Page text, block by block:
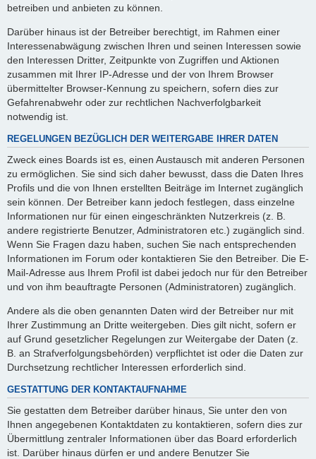
betreiben und anbieten zu können.
Darüber hinaus ist der Betreiber berechtigt, im Rahmen einer
Interessenabwägung zwischen Ihren und seinen Interessen sowie
den Interessen Dritter, Zeitpunkte von Zugriffen und Aktionen
zusammen mit Ihrer IP-Adresse und der von Ihrem Browser
übermittelter Browser-Kennung zu speichern, sofern dies zur
Gefahrenabwehr oder zur rechtlichen Nachverfolgbarkeit
notwendig ist.
REGELUNGEN BEZÜGLICH DER WEITERGABE IHRER DATEN
Zweck eines Boards ist es, einen Austausch mit anderen Personen
zu ermöglichen. Sie sind sich daher bewusst, dass die Daten Ihres
Profils und die von Ihnen erstellten Beiträge im Internet zugänglich
sein können. Der Betreiber kann jedoch festlegen, dass einzelne
Informationen nur für einen eingeschränkten Nutzerkreis (z. B.
andere registrierte Benutzer, Administratoren etc.) zugänglich sind.
Wenn Sie Fragen dazu haben, suchen Sie nach entsprechenden
Informationen im Forum oder kontaktieren Sie den Betreiber. Die E-
Mail-Adresse aus Ihrem Profil ist dabei jedoch nur für den Betreiber
und von ihm beauftragte Personen (Administratoren) zugänglich.
Andere als die oben genannten Daten wird der Betreiber nur mit
Ihrer Zustimmung an Dritte weitergeben. Dies gilt nicht, sofern er
auf Grund gesetzlicher Regelungen zur Weitergabe der Daten (z.
B. an Strafverfolgungsbehörden) verpflichtet ist oder die Daten zur
Durchsetzung rechtlicher Interessen erforderlich sind.
GESTATTUNG DER KONTAKTAUFNAHME
Sie gestatten dem Betreiber darüber hinaus, Sie unter den von
Ihnen angegebenen Kontaktdaten zu kontaktieren, sofern dies zur
Übermittlung zentraler Informationen über das Board erforderlich
ist. Darüber hinaus dürfen er und andere Benutzer Sie